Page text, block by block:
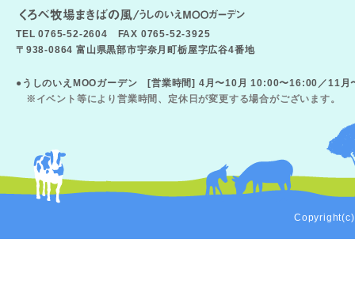
TEL 0765-52-2604 FAX 0765-52-3925
〒938-0864 富山県黒部市宇奈月町栃屋字広谷4番地
●うしのいえMOOガーデン [営業時間] 4月〜10月 10:00〜16:00／11
※イベント等により営業時間、定休日が変更する場合がございます。